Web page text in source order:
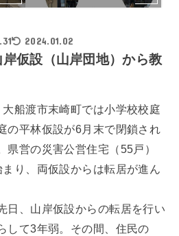
2024.01.02
仮設（山岸団地）から教
船渡市末崎町では小学校校庭
の平林仮設が6月末で閉鎖され
県営の災害公営住宅（55戸）
り、両仮設からは転居が進ん
日、山岸仮設からの転居を行い
して3年弱。その間、住民の